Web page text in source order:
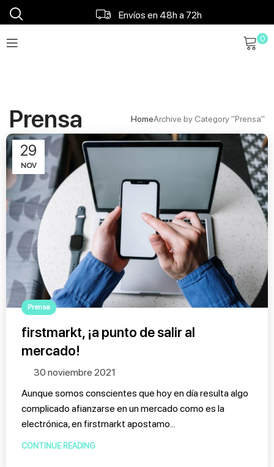
Envíos en 48h a 72h
0
Prensa HomeArchive by Category "Prensa"
29
NOV
Prensa
firstmarkt, ¡a punto de salir al
mercado!
30 noviembre 2021
Aunque somos conscientes que hoy en día resulta algo
complicado afianzarse en un mercado como es la
electrónica, en firstmarkt apostamo...
CONTINUE READING